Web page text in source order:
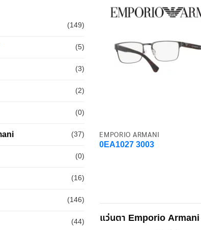
(149)
(5)
(3)
(2)
(0)
(37)
(0)
(16)
(146)
(44)
EMPORIO ARMANI
0EA1027 3003
แว่นตา Emporio Armani